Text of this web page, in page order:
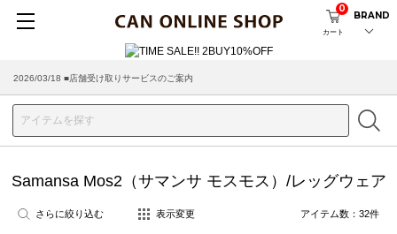
カート
0
BRAND
2026/08/04 ■8/13(木)AM2:00～サイトメンテナンス実施のお知らせ
2026/03/18 ■店舗受け取りサービスのご案内
Samansa Mos2（サマンサ モスモス）/レッグウェア
さらに絞り込む 表示変更 アイテム数： 32件